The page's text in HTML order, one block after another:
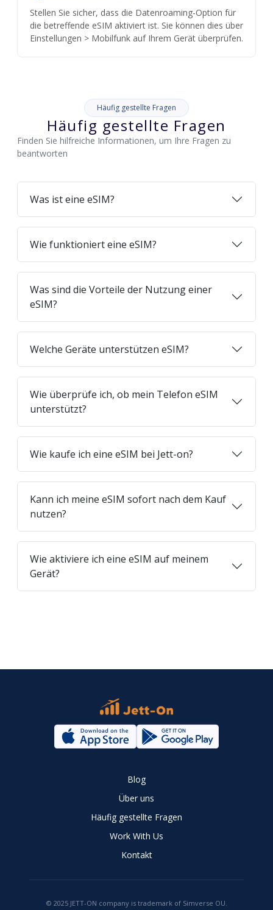
Stellen Sie sicher, dass die Datenroaming-Option für
die betreffende eSIM aktiviert ist. Sie können dies über
Einstellungen > Mobilfunk auf Ihrem Gerät überprüfen.
Häufig gestellte Fragen
Häufig gestellte Fragen
Finden Sie hilfreiche Informationen, um Ihre Fragen zu
beantworten
Was ist eine eSIM?
Wie funktioniert eine eSIM?
Was sind die Vorteile der Nutzung einer
eSIM?
Welche Geräte unterstützen eSIM?
Wie überprüfe ich, ob mein Telefon eSIM
unterstützt?
Wie kaufe ich eine eSIM bei Jett-on?
Kann ich meine eSIM sofort nach dem Kauf
nutzen?
Wie aktiviere ich eine eSIM auf meinem
Gerät?
Blog
Über uns
Häufig gestellte Fragen
Work With Us
Kontakt
© 2025 JETT-ON company is trademark of Simverse OU.